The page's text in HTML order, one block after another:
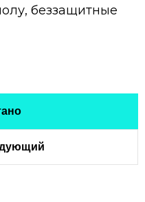
беззащитные